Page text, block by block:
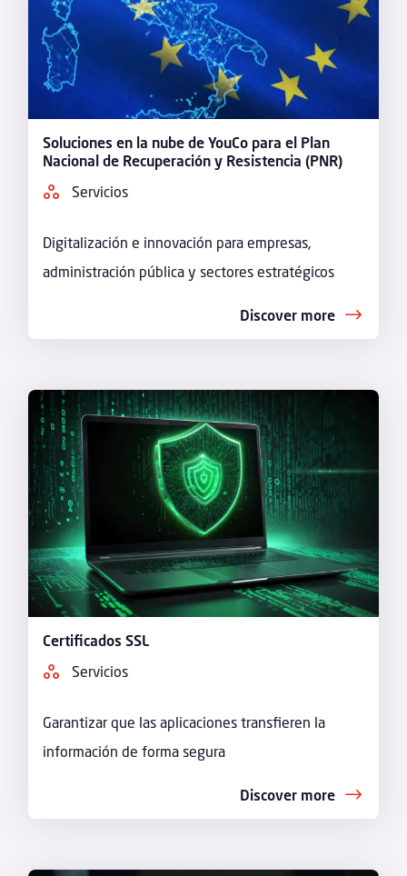
Soluciones en la nube de YouCo para el Plan
Nacional de Recuperación y Resistencia (PNR)
Servicios
Digitalización e innovación para empresas,
administración pública y sectores estratégicos
Discover more
Certificados SSL
Servicios
Garantizar que las aplicaciones transfieren la
información de forma segura
Discover more